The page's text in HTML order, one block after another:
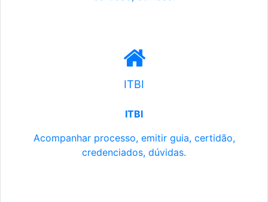
ITBI
ITBI
Acompanhar processo, emitir guia, certidão,
credenciados, dúvidas.